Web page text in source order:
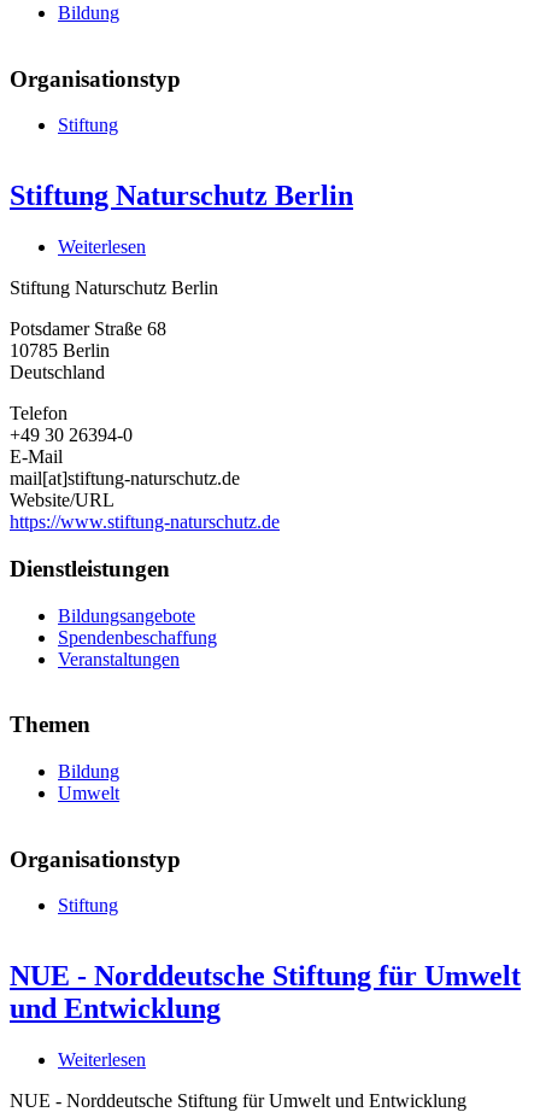
Bildung
Organisationstyp
Stiftung
Stiftung Naturschutz Berlin
Weiterlesen
Naturschutz
Stiftung Naturschutz Berlin
Potsdamer Straße 68
10785 Berlin
Deutschland
Telefon
+49 30 26394-0
E-Mail
mail[at]stiftung-naturschutz.de
Website/URL
https://www.stiftung-naturschutz.de
Dienstleistungen
Bildungsangebote
Spendenbeschaffung
Veranstaltungen
Themen
Bildung
Umwelt
Organisationstyp
Stiftung
NUE - Norddeutsche Stiftung für Umwelt
und Entwicklung
Weiterlesen
-
NUE - Norddeutsche Stiftung für Umwelt und Entwicklung